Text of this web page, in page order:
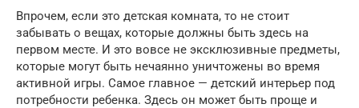
Впрочем, если это детская комната, то не стоит
забывать о вещах, которые должны быть здесь на
первом месте. И это вовсе не эксклюзивные предметы,
которые могут быть нечаянно уничтожены во время
активной игры. Самое главное — детский интерьер под
потребности ребенка. Здесь он может быть проще и